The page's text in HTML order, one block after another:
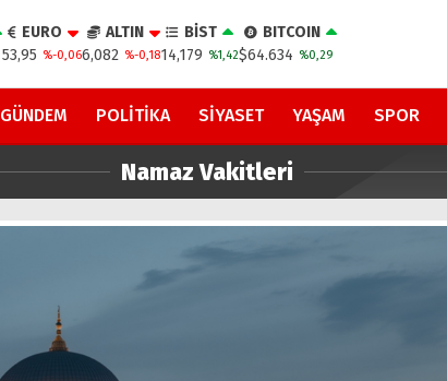
EURO
53,95 %-0,06
ALTIN
6,082 %-0,18
BİST
14,179 %1,42
BITCOIN
$64.634 %0,29
GÜNDEM POLITIKA SIYASET YAŞAM SPOR
Namaz Vakitleri